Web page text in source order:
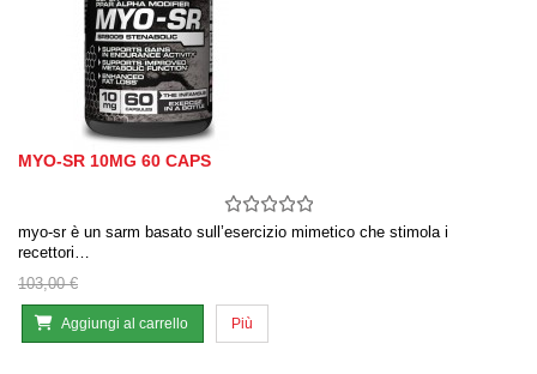
MYO-SR 10MG 60 CAPS
myo-sr è un sarm basato sull’esercizio mimetico che stimola i
recettori…
103,00 €
Aggiungi al carrello Più